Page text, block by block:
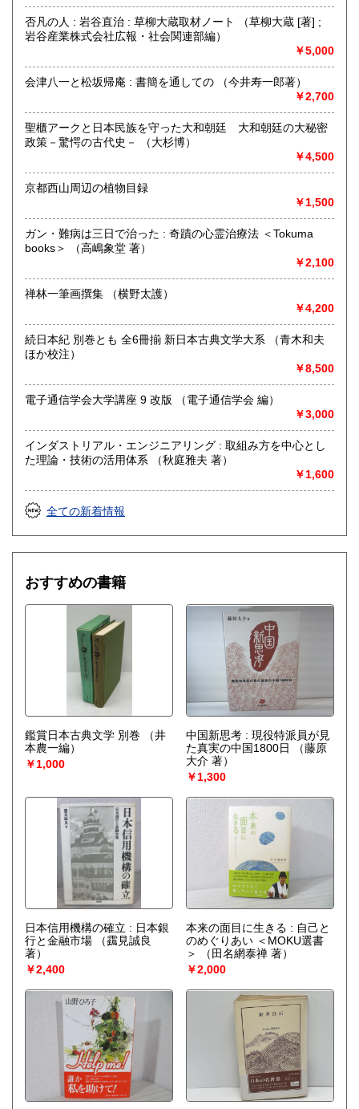
香川県 185円 愛媛県 185円
高知県 185円 福岡県 185円
佐賀県 185円 長崎県
熊本県 185円 大分県 185円
宮崎県 185円
沖縄県 185円
関西一円、出張買取り致しますのでお気軽にお問い合わせく
ださい。
哲学宗教、歴史、社会科学、自然科学、国語国文、外国文
学、近代文献、趣味、サブカルチャー、古書一般（その他）
心理学 オカルト 成人誌
否凡の人 : 岩谷直治 : 草柳大蔵取材ノート （草柳大蔵 [著] ;
岩谷産業株式会社広報・社会関連部編）
￥5,000
会津八一と松坂帰庵 : 書簡を通しての （今井寿一郎著）
￥2,700
聖櫃アークと日本民族を守った大和朝廷 大和朝廷の大秘密
政策－驚愕の古代史－ （大杉博）
￥4,500
京都西山周辺の植物目録
￥1,500
ガン・難病は三日で治った : 奇蹟の心霊治療法 ＜Tokuma
books＞ （高嶋象堂 著）
￥2,100
禅林一筆画撰集 （横野太護）
￥4,200
続日本紀 別巻とも 全6冊揃 新日本古典文学大系 （青木和夫
ほか校注）
￥8,500
電子通信学会大学講座 9 改版 （電子通信学会 編）
￥3,000
インダストリアル・エンジニアリング : 取組み方を中心とし
た理論・技術の活用体系 （秋庭雅夫 著）
￥1,600
全ての新着情報
おすすめの書籍
鑑賞日本古典文学 別巻
（井
本農一編）
￥1,000
中国新思考 : 現役特派員が見
た真実の中国1800日
（藤原
大介 著）
￥1,300
日本信用機構の確立 : 日本銀
行と金融市場
（靎見誠良
著）
￥2,400
本来の面目に生きる : 自己と
のめぐりあい ＜MOKU選書
＞
（田名網泰禅 著）
￥2,000